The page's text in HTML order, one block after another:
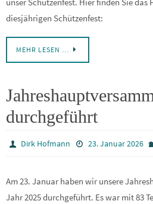
diesjährigen Schützenfest:
MEHR LESEN …
durchgeführt
Dirk Hofmann 23. Januar 2026
Am 23. Januar haben wir unsere
Jahr 2025 durchgeführt. Es war mit 83